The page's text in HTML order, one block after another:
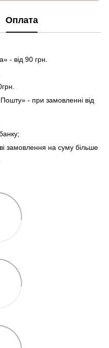
Оплата
- від 90 грн.
- при замовленні від
замовлення на суму більше